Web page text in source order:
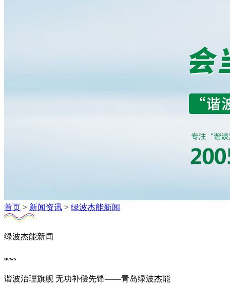
首页 > 新闻资讯 > 绿波杰能新闻
绿波杰能新闻
news
谐波治理旗舰 无功补偿先锋——青岛绿波杰能